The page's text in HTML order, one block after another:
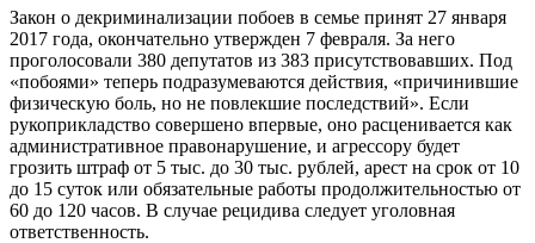
Закон о декриминализации побоев в семье принят 27 января
2017 года, окончательно утвержден 7 февраля. За него
проголосовали 380 депутатов из 383 присутствовавших. Под
«побоями» теперь подразумеваются действия, «причинившие
физическую боль, но не повлекшие последствий». Если
рукоприкладство совершено впервые, оно расценивается как
административное правонарушение, и агрессору будет
грозить штраф от 5 тыс. до 30 тыс. рублей, арест на срок от 10
до 15 суток или обязательные работы продолжительностью от
60 до 120 часов. В случае рецидива следует уголовная
ответственность.